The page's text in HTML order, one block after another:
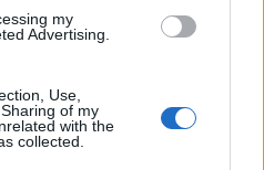
my
Advertising.
Use,
of my
with the
collected.